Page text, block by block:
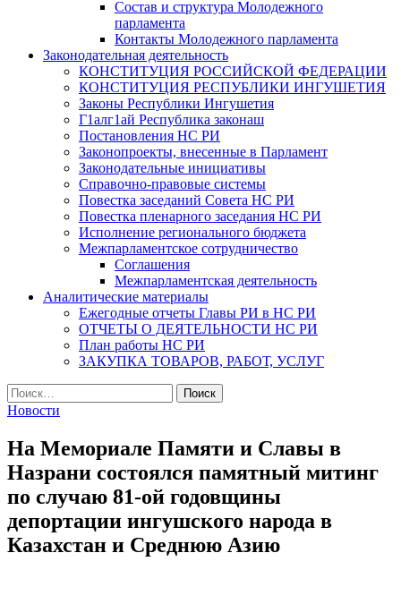
Состав и структура Молодежного
парламента
Контакты Молодежного парламента
Законодательная деятельность
КОНСТИТУЦИЯ РОССИЙСКОЙ ФЕДЕРАЦИИ
КОНСТИТУЦИЯ РЕСПУБЛИКИ ИНГУШЕТИЯ
Законы Республики Ингушетия
Г1алг1ай Республика законаш
Постановления НС РИ
Законопроекты, внесенные в Парламент
Законодательные инициативы
Справочно-правовые системы
Повестка заседаний Совета НС РИ
Повестка пленарного заседания НС РИ
Исполнение регионального бюджета
Межпарламентское сотрудничество
Соглашения
Межпарламентская деятельность
Аналитические материалы
Ежегодные отчеты Главы РИ в НС РИ
ОТЧЕТЫ О ДЕЯТЕЛЬНОСТИ НС РИ
План работы НС РИ
ЗАКУПКА ТОВАРОВ, РАБОТ, УСЛУГ
Найти:
Новости
На Мемориале Памяти и Славы в
Назрани состоялся памятный митинг
по случаю 81-ой годовщины
депортации ингушского народа в
Казахстан и Среднюю Азию